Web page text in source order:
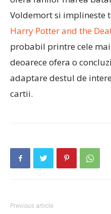
Voldemort si implineste
Harry Potter and the
probabil printre cele
deoarece ofera o
adaptare destul de
cartii.
Previous article